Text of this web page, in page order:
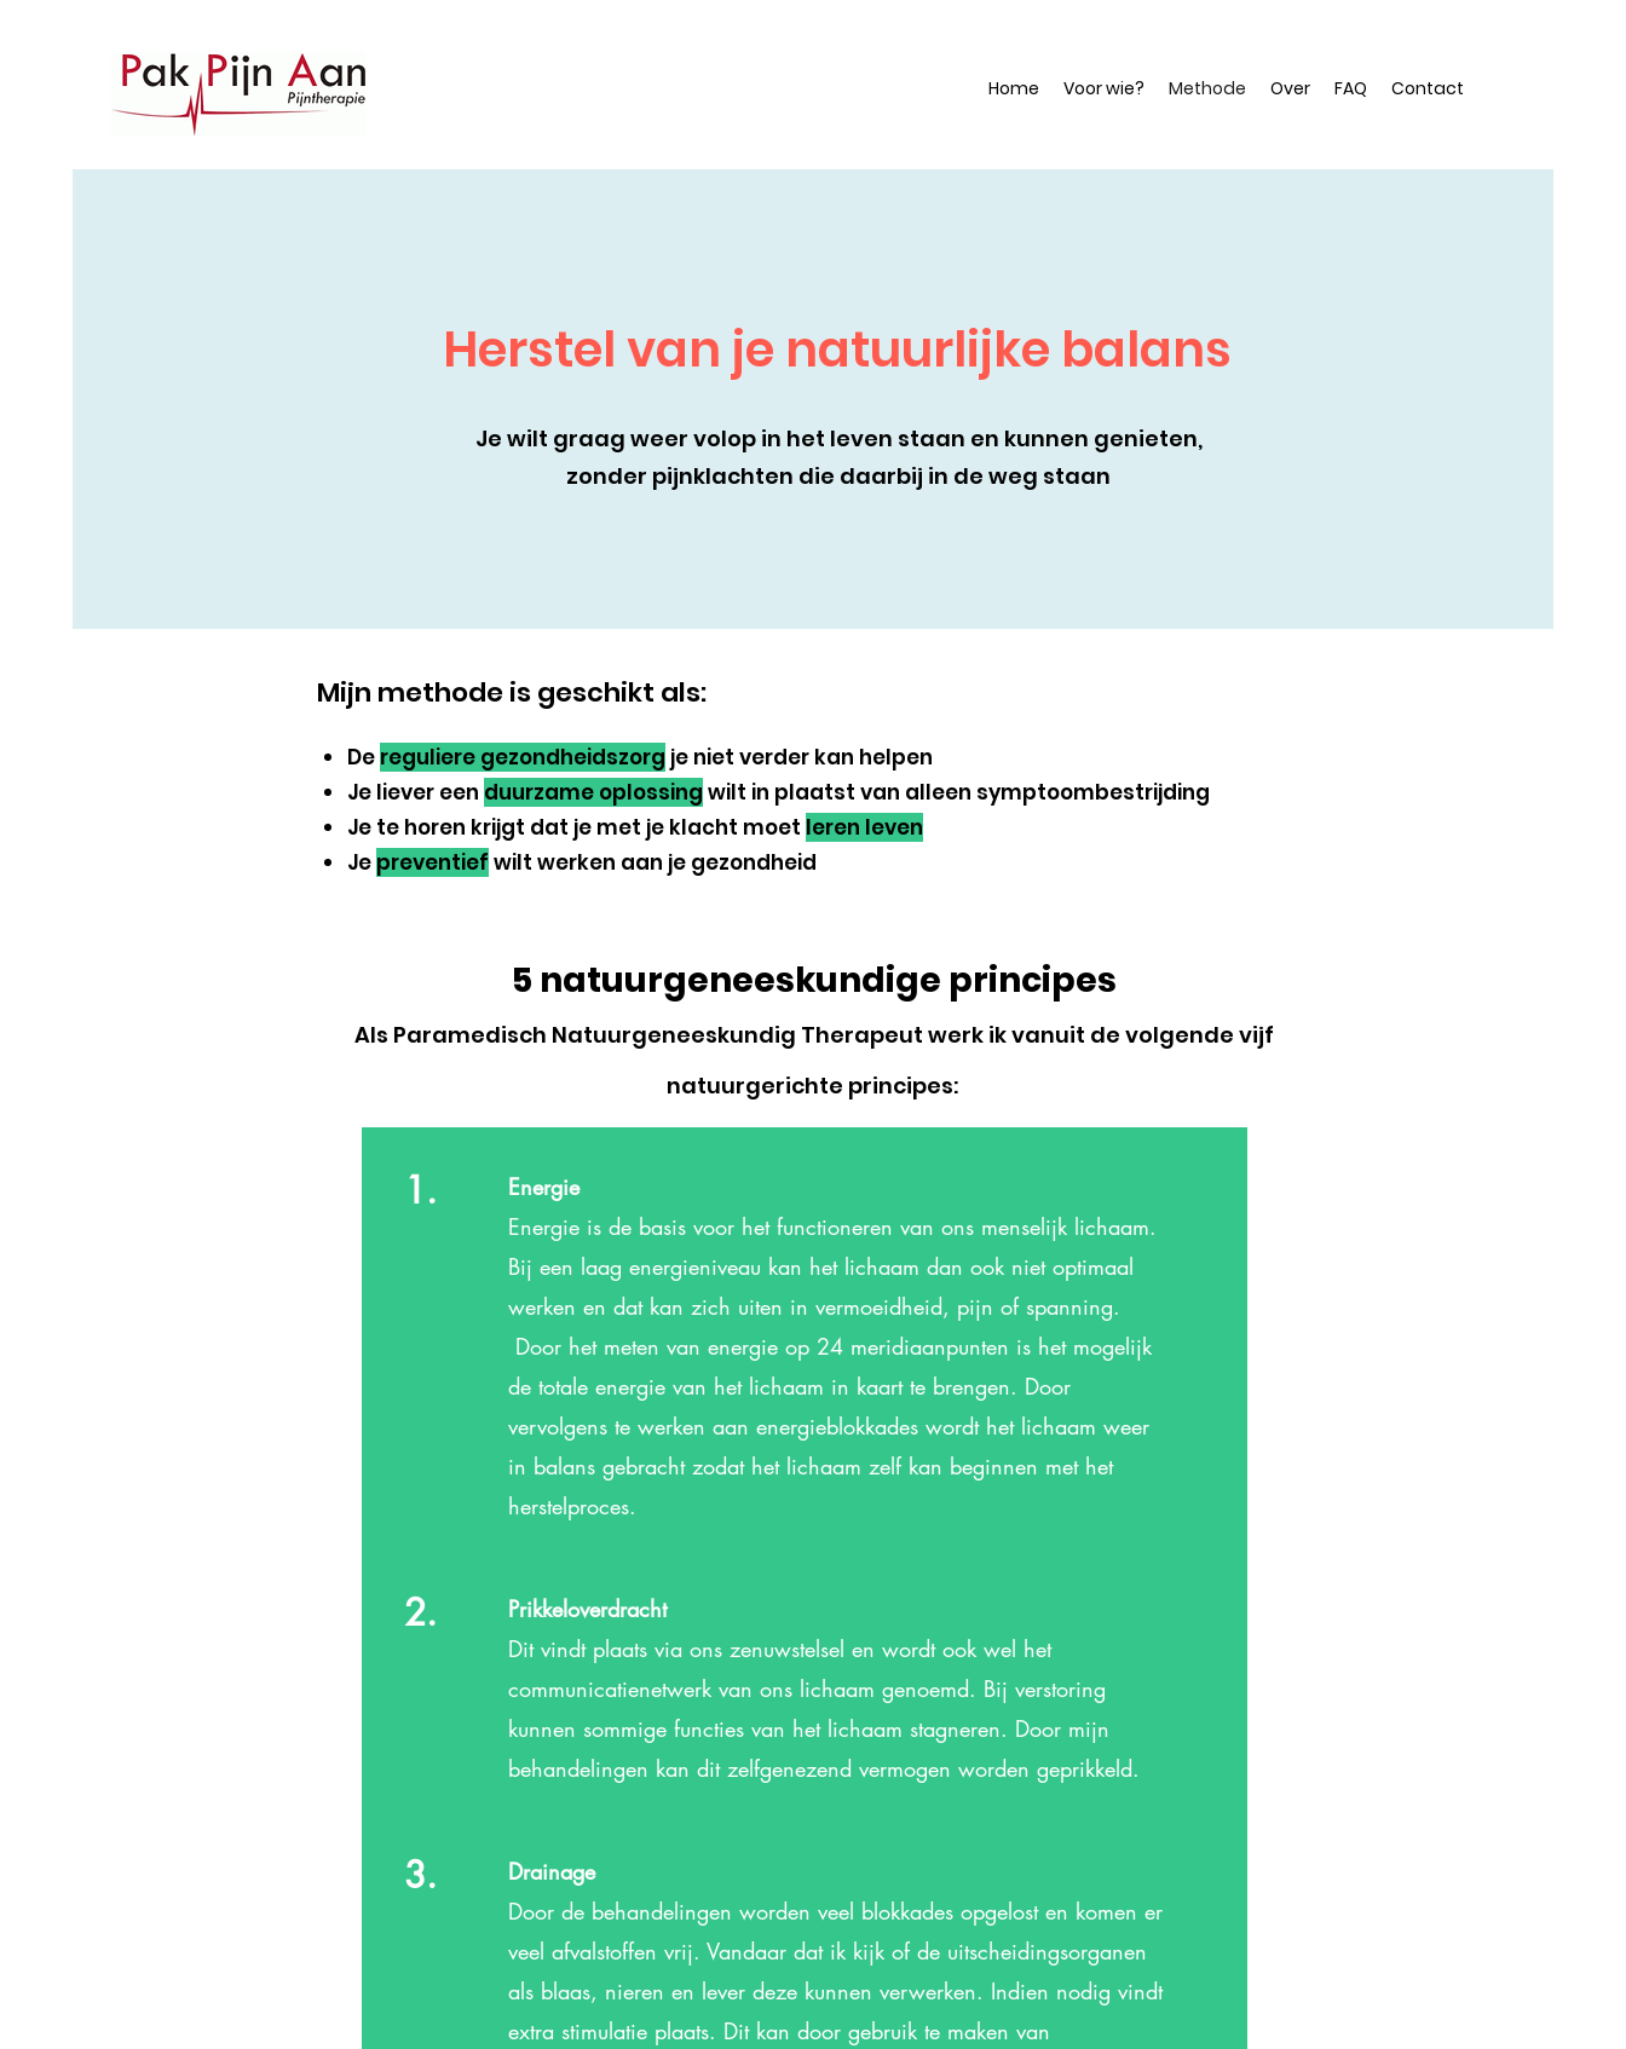
Home Voor wie? Methode Over FAQ Contact
Herstel van je natuurlijke balans
Je wilt graag weer volop in het leven staan en kunnen genieten,
zonder pijnklachten die daarbij in de weg staan
Mijn methode is geschikt als:
De reguliere gezondheidszorg je niet verder kan helpen
Je liever een duurzame oplossing wilt in plaatst van alleen symptoombestrijding
Je te horen krijgt dat je met je klacht moet leren leven
Je preventief wilt werken aan je gezondheid
5 natuurgeneeskundige principes
Als Paramedisch Natuurgeneeskundig Therapeut werk ik vanuit de volgende vijf
natuurgerichte principes:
1.
Energie
Energie is de basis voor het functioneren van ons menselijk lichaam.
Bij een laag energieniveau kan het lichaam dan ook niet optimaal
werken en dat kan zich uiten in vermoeidheid, pijn of spanning.
Door het meten van energie op 24 meridiaanpunten is het mogelijk
de totale energie van het lichaam in kaart te brengen. Door
vervolgens te werken aan energieblokkades wordt het lichaam weer
in balans gebracht zodat het lichaam zelf kan beginnen met het
herstelproces.
2.
Prikkeloverdracht
Dit vindt plaats via ons zenuwstelsel en wordt ook wel het
communicatienetwerk van ons lichaam genoemd. Bij verstoring
kunnen sommige functies van het lichaam stagneren. Door mijn
behandelingen kan dit zelfgenezend vermogen worden geprikkeld.
3.
Drainage
Door de behandelingen worden veel blokkades opgelost en komen er
veel afvalstoffen vrij. Vandaar dat ik kijk of de uitscheidingsorganen
als blaas, nieren en lever deze kunnen verwerken. Indien nodig vindt
extra stimulatie plaats. Dit kan door gebruik te maken van